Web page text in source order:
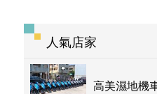
人氣店家
高美濕地機